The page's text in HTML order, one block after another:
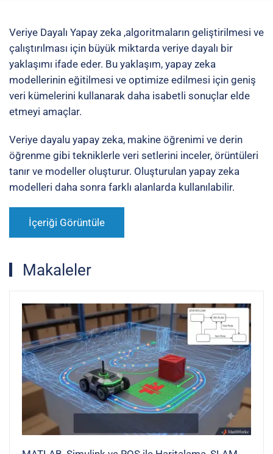
Veriye Dayalı Yapay zeka ,algoritmaların geliştirilmesi ve
çalıştırılması için büyük miktarda veriye dayalı bir
yaklaşımı ifade eder. Bu yaklaşım, yapay zeka
modellerinin eğitilmesi ve optimize edilmesi için geniş
veri kümelerini kullanarak daha isabetli sonuçlar elde
etmeyi amaçlar.
Veriye dayalu yapay zeka, makine öğrenimi ve derin
öğrenme gibi tekniklerle veri setlerini inceler, örüntüleri
tanır ve modeller oluşturur. Oluşturulan yapay zeka
modelleri daha sonra farklı alanlarda kullanılabilir.
İçeriği Görüntüle
Makaleler